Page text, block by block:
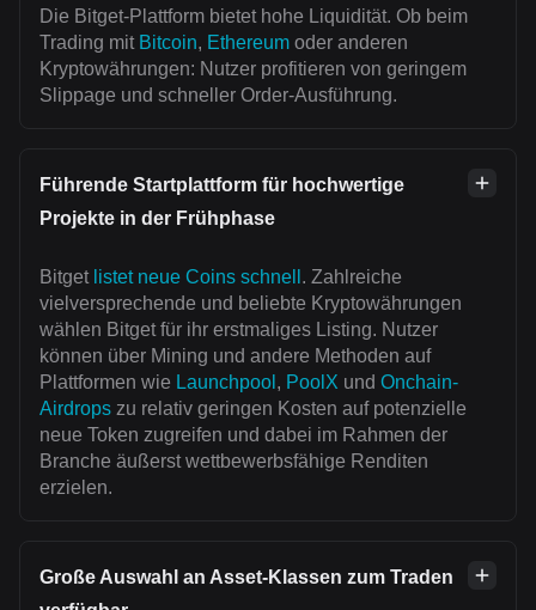
Die Bitget-Plattform bietet hohe Liquidität. Ob beim
Trading mit Bitcoin, Ethereum oder anderen
Kryptowährungen: Nutzer profitieren von geringem
Slippage und schneller Order-Ausführung.
Führende Startplattform für hochwertige
Projekte in der Frühphase
Bitget listet neue Coins schnell . Zahlreiche
vielversprechende und beliebte Kryptowährungen
wählen Bitget für ihr erstmaliges Listing. Nutzer
können über Mining und andere Methoden auf
Plattformen wie Launchpool , PoolX und Onchain-
Airdrops zu relativ geringen Kosten auf potenzielle
neue Token zugreifen und dabei im Rahmen der
Branche äußerst wettbewerbsfähige Renditen
erzielen.
Große Auswahl an Asset-Klassen zum Traden